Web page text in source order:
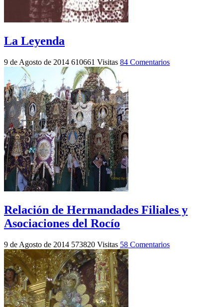
La Leyenda
9 de Agosto de 2014 610661 Visitas 84 Comentarios
Relación de Hermandades Filiales y
Asociaciones del Rocío
9 de Agosto de 2014 573820 Visitas 58 Comentarios